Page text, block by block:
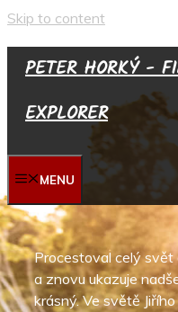
Skip to content
PETER HORKÝ -
EXPLORER
MENU
Procestoval celý svět
a znovu ukazuje
krásný. Ve světě